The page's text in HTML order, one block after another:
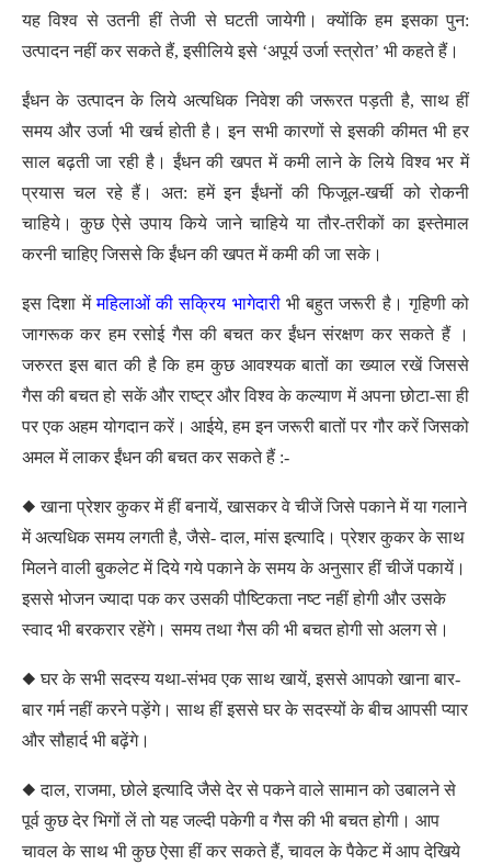
यह विश्व से उतनी हीं तेजी से घटती जायेगी। क्योंकि हम इसका पुन:
उत्पादन नहीं कर सकते हैं, इसीलिये इसे ‘अपूर्य उर्जा स्त्रोत’ भी कहते हैं।
ईंधन के उत्पादन के लिये अत्यधिक निवेश की जरूरत पड़ती है, साथ हीं
समय और उर्जा भी खर्च होती है। इन सभी कारणों से इसकी कीमत भी हर
साल बढ़ती जा रही है। ईंधन की खपत में कमी लाने के लिये विश्व भर में
प्रयास चल रहे हैं। अत: हमें इन ईंधनों की फिजूल-खर्ची को रोकनी
चाहिये। कुछ ऐसे उपाय किये जाने चाहिये या तौर-तरीकों का इस्तेमाल
करनी चाहिए जिससे कि ईंधन की खपत में कमी की जा सके।
इस दिशा मेंमहिलाओं की सक्रिय भागेदारी भी बहुत जरूरी है। गृहिणी को
जागरूक कर हम रसोई गैस की बचत कर ईंधन संरक्षण कर सकते हैं ।
जरुरत इस बात की है कि हम कुछ आवश्यक बातों का ख्याल रखें जिससे
गैस की बचत हो सकें और राष्ट्र और विश्व के कल्याण में अपना छोटा-सा ही
पर एक अहम योगदान करें। आईये, हम इन जरूरी बातों पर गौर करें जिसको
अमल में लाकर ईंधन की बचत कर सकते हैं :-
◆ खाना प्रेशर कुकर में हीं बनायें, खासकर वे चीजें जिसे पकाने में या गलाने
में अत्यधिक समय लगती है, जैसे- दाल, मांस इत्यादि। प्रेशर कुकर के साथ
मिलने वाली बुकलेट में दिये गये पकाने के समय के अनुसार हीं चीजें पकायें।
इससे भोजन ज्यादा पक कर उसकी पौष्टिकता नष्ट नहीं होगी और उसके
स्वाद भी बरकरार रहेंगे। समय तथा गैस की भी बचत होगी सो अलग से।
◆ घर के सभी सदस्य यथा-संभव एक साथ खायें, इससे आपको खाना बार-
बार गर्म नहीं करने पड़ेंगे। साथ हीं इससे घर के सदस्यों के बीच आपसी प्यार
और सौहार्द भी बढ़ेंगे।
◆ दाल, राजमा, छोले इत्यादि जैसे देर से पकने वाले सामान को उबालने से
पूर्व कुछ देर भिगों लें तो यह जल्दी पकेगी व गैस की भी बचत होगी। आप
चावल के साथ भी कुछ ऐसा हीं कर सकते हैं, चावल के पैकेट में आप देखिये